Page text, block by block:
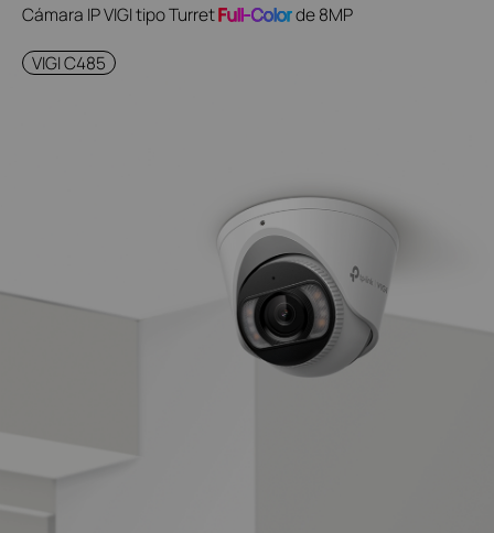
Cámara IP VIGI tipo TurretFull-Colorde 8MP
VIGI C485